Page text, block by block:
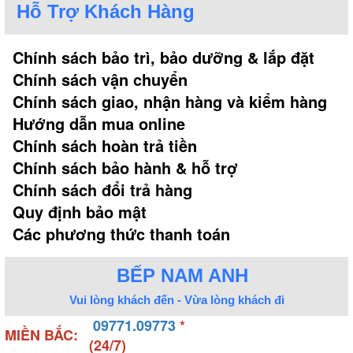
Bếp điện từ Topy được người tiêu dùng đánh giá
cao bởi sở hữu mẫu mã, giá thành và kích thước đa
dạng. Như vậy có thể thấy khi chọn lựa bếp điện từ
Topy sẽ giúp bạn có thêm nhiều lựa chọn về kích
thước phù hợp với không gian căn bếp của gia đình.
Tuy nhiên, để giúp khách hàng có thể lựa chọn
được kích thước chuẩn bị nên tham khảo tư vấn của
đơn vị đặt mua. Những đơn vị này sẽ cung cấp
thông tin, đưa nhân viên đến khảo sát và chọn kích
thước bếp, lắp đặt ở vị trí phù hợp.
Hỗ Trợ Khách Hàng
Chính sách bảo trì, bảo dưỡng & lắp đặt
Chính sách vận chuyển
Chính sách giao, nhận hàng và kiểm hàng
Hướng dẫn mua online
Chính sách hoàn trả tiền
Chính sách bảo hành & hỗ trợ
Chính sách đổi trả hàng
Quy định bảo mật
Các phương thức thanh toán
BẾP NAM ANH
Vui lòng khách đến - Vừa lòng khách đi
MIỀN BẮC: 09771.09773*
(24/7)